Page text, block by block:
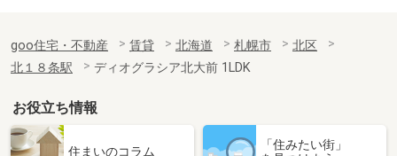
goo住宅・不動産 賃貸 北海道 札幌市
北区
北１８条駅
ディオグラシア北大前 1LDK
お役立ち情報
住まいのコラム
「住みたい街」